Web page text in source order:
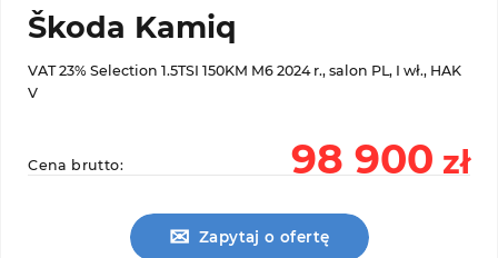
Škoda Kamiq
VAT 23% Selection 1.5TSI 150KM M6 2024 r., salon PL, I wł., HAK
V
Cena brutto: 98 900 zł
✉ Zapytaj o ofertę